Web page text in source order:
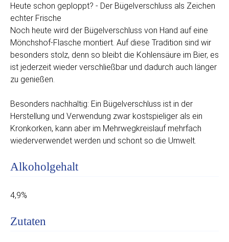
Heute schon geploppt? - Der Bügelverschluss als Zeichen
echter Frische
Noch heute wird der Bügelverschluss von Hand auf eine
Mönchshof-Flasche montiert. Auf diese Tradition sind wir
besonders stolz, denn so bleibt die Kohlensäure im Bier, es
ist jederzeit wieder verschließbar und dadurch auch länger
zu genießen.
Besonders nachhaltig: Ein Bügelverschluss ist in der
Herstellung und Verwendung zwar kostspieliger als ein
Kronkorken, kann aber im Mehrwegkreislauf mehrfach
wiederverwendet werden und schont so die Umwelt.
Alkoholgehalt
4,9%
Zutaten